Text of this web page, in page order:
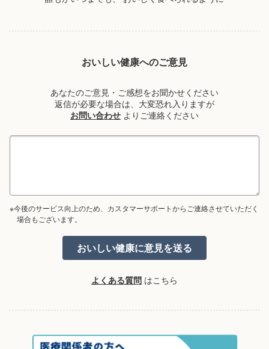
おいしい健康へのご意見
あなたのご意見・ご感想をお聞かせください
返信が必要な場合は、大変恐れ入りますが
お問い合わせ よりご連絡ください
※今後のサービス向上のため、カスタマーサポートからご連絡させていただく
場合もございます。
よくある質問 はこちら